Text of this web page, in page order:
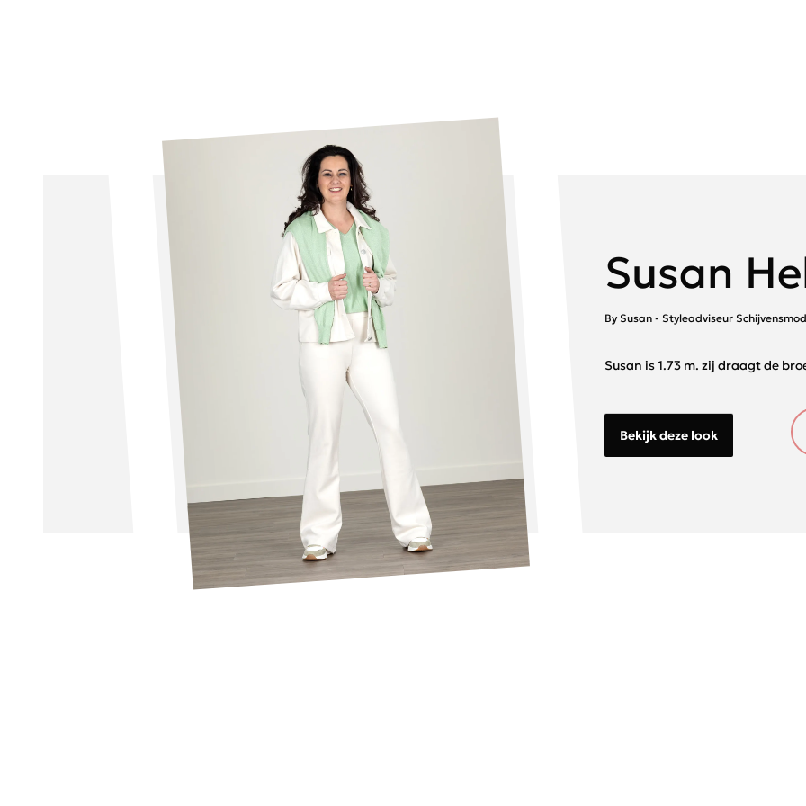
Susan
By Susan - Styleadviseur
Susan is 1.73 m. zij draagt de
Bekijk deze look